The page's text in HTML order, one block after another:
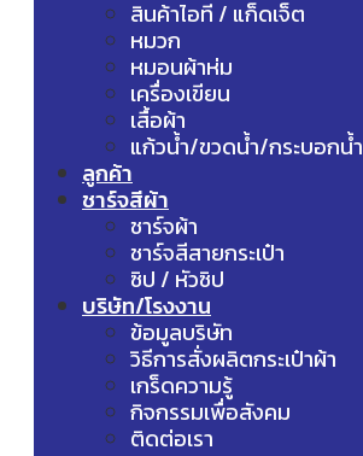
สินค้าไอที / แก็ดเจ็ต
หมวก
หมอนผ้าห่ม
เครื่องเขียน
เสื้อผ้า
แก้วน้ำ/ขวดน้ำ/กระบอกน้ำ
ลูกค้า
ชาร์จสีผ้า
ชาร์จผ้า
ชาร์จสีสายกระเป๋า
ซิป / หัวซิป
บริษัท/โรงงาน
ข้อมูลบริษัท
วิธีการสั่งผลิตกระเป๋าผ้า
เกร็ดความรู้
กิจกรรมเพื่อสังคม
ติดต่อเรา